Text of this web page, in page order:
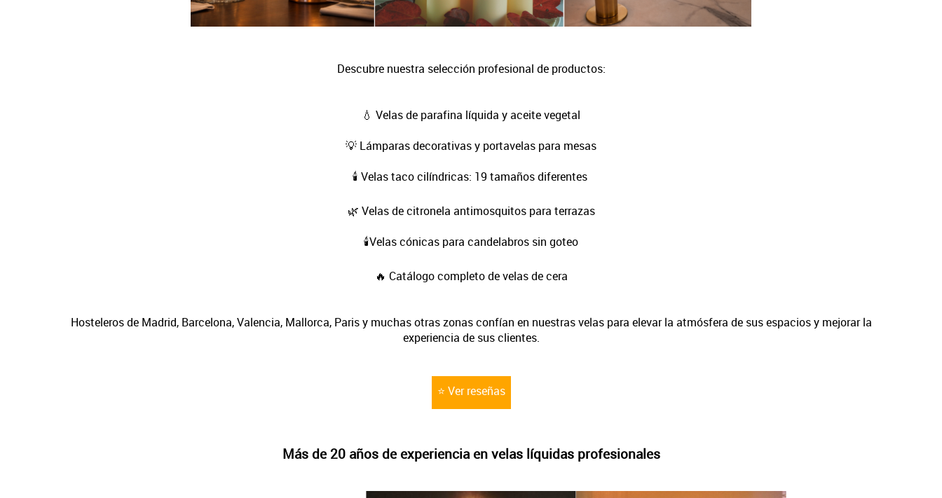
Descubre nuestra selección profesional de productos:
💧 Velas de parafina líquida y aceite vegetal
💡 Lámparas decorativas y portavelas para mesas
🕯️ Velas taco cilíndricas: 19 tamaños diferentes
🌿 Velas de citronela antimosquitos para terrazas
🕯️Velas cónicas para candelabros sin goteo
🔥 Catálogo completo de velas de cera
Hosteleros de Madrid, Barcelona, Valencia, Mallorca, Paris y muchas otras zonas confían en nuestras velas para elevar la atmósfera de sus espacios y mejorar la
experiencia de sus clientes.
⭐ Ver reseñas
Más de 20 años de experiencia en velas líquidas profesionales